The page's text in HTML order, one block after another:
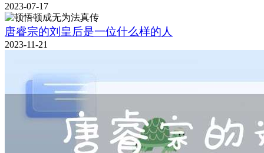
2023-07-17
唐睿宗的刘皇后是一位什么样的人
2023-11-21